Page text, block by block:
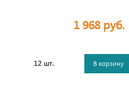
1 968 руб.
12 шт. В корзину